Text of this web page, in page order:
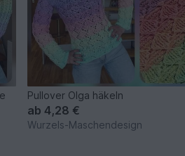
Pullover Olga häkeln
ab 4,28 €
Wurzels-Maschendesign